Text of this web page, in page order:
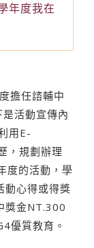
年度我在
擔任諮輔中
活動宣傳內
用E-
，規劃辦理
度的活動，學
動心得或得獎
獎金NT.300
優質教育。